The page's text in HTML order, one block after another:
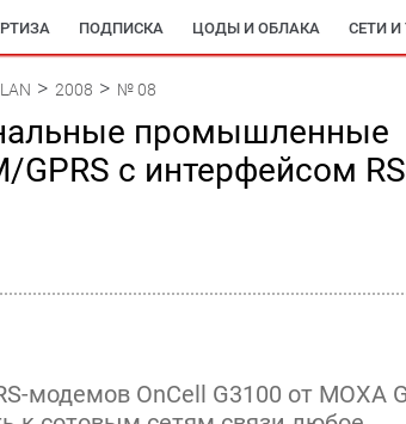
ПОДПИСКА ЦОДЫ И ОБЛАКА СЕТИ
2008 № 08
промышленные
GPRS с интерфейсом
модемов OnCell G3100 от MOXA